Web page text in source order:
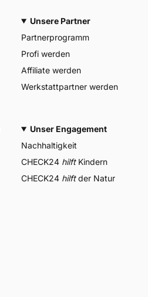
Unsere Partner
Partnerprogramm
Profi werden
Affiliate werden
Werkstattpartner werden
Unser Engagement
Nachhaltigkeit
CHECK24 hilftKindern
CHECK24 hilftder Natur